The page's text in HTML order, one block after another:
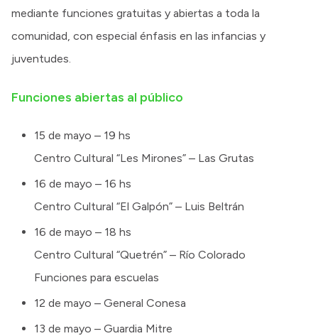
mediante funciones gratuitas y abiertas a toda la
comunidad, con especial énfasis en las infancias y
juventudes.
Funciones abiertas al público
15 de mayo – 19 hs
Centro Cultural “Les Mirones” – Las Grutas
16 de mayo – 16 hs
Centro Cultural “El Galpón” – Luis Beltrán
16 de mayo – 18 hs
Centro Cultural “Quetrén” – Río Colorado
Funciones para escuelas
12 de mayo – General Conesa
13 de mayo – Guardia Mitre